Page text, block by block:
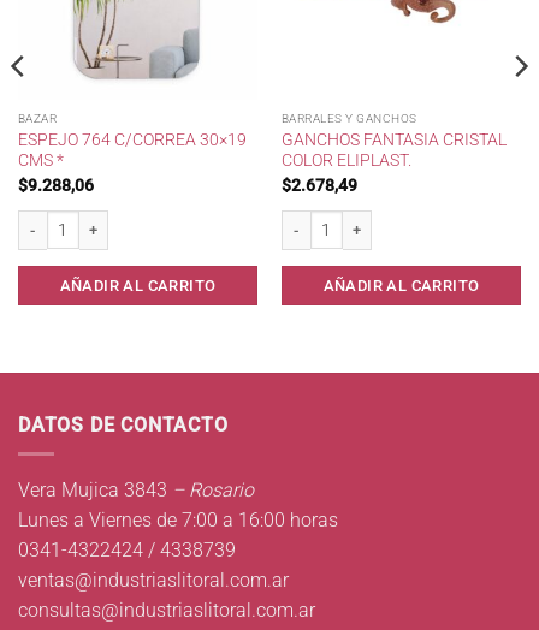
BAZAR
ESPEJO 764 C/CORREA 30×19
CMS *
$9.288,06
AÑADIR AL CARRITO
BARRALES Y GANCHOS
GANCHOS FANTASIA CRISTAL
COLOR ELIPLAST.
$2.678,49
AÑADIR AL CARRITO
DATOS DE CONTACTO
Vera Mujica 3843 – Rosario
Lunes a Viernes de 7:00 a 16:00 horas
0341-4322424 / 4338739
ventas@industriaslitoral.com.ar
consultas@industriaslitoral.com.ar